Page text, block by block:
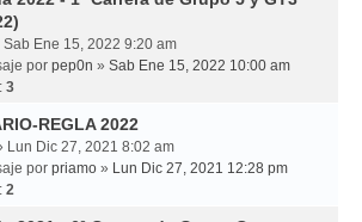
Sab Ene 15, 2022 9:20 am
por pep0n » Sab Ene 15, 2022 10:00 am
3
REGLA 2022
Lun Dic 27, 2021 8:02 am
por priamo » Lun Dic 27, 2021 12:28 pm
2